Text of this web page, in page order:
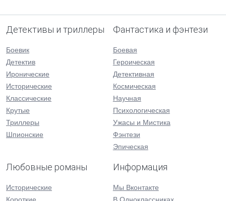
Детективы и триллеры
Боевик
Детектив
Иронические
Исторические
Классические
Крутые
Триллеры
Шпионские
Фантастика и фэнтези
Боевая
Героическая
Детективная
Космическая
Научная
Психологическая
Ужасы и Мистика
Фэнтези
Эпическая
Любовные романы
Исторические
Информация
Мы Вконтакте